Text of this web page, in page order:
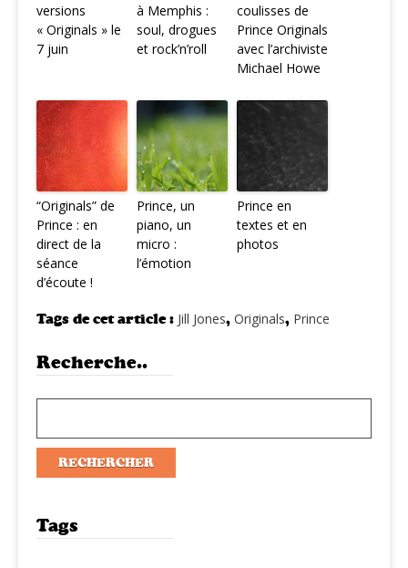
versions
« Originals » le
7 juin
à Memphis :
soul, drogues
et rock’n’roll
coulisses de
Prince Originals
avec l’archiviste
Michael Howe
“Originals” de
Prince : en
direct de la
séance
d’écoute !
Prince, un
piano, un
micro :
l’émotion
Prince en
textes et en
photos
Tags de cet article : Jill Jones, Originals, Prince
Recherche..
Tags